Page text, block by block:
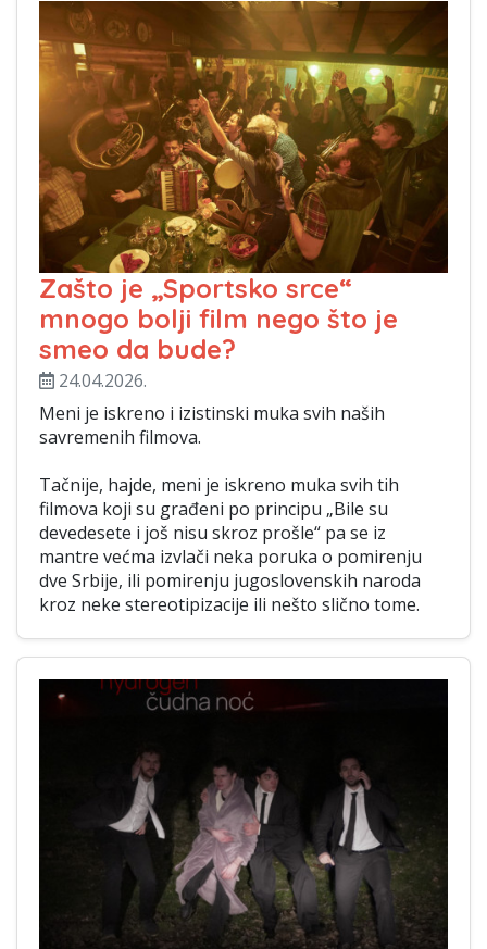
Zašto je „Sportsko srce“
mnogo bolji film nego što je
smeo da bude?
24.04.2026.
Meni je iskreno i izistinski muka svih naših
savremenih filmova.
Tačnije, hajde, meni je iskreno muka svih tih
filmova koji su građeni po principu „Bile su
devedesete i još nisu skroz prošle“ pa se iz
mantre većma izvlači neka poruka o pomirenju
dve Srbije, ili pomirenju jugoslovenskih naroda
kroz neke stereotipizacije ili nešto slično tome.